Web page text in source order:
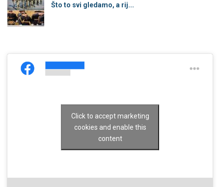
Što to svi gledamo, a rij...
Click to accept marketing
cookies and enable this
content